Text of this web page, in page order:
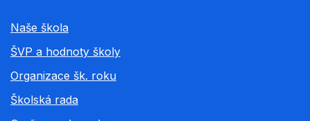
Naše škola
ŠVP a hodnoty školy
Organizace šk. roku
Školská rada